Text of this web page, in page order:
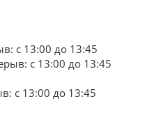
с 13:00 до 13:45
с 13:00 до 13:45
с 13:00 до 13:45